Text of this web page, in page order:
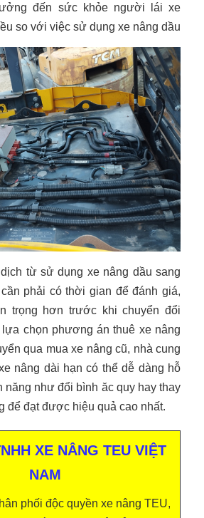
đến sức khỏe người lái xe
so với việc sử dụng xe nâng dầu
từ sử dụng xe nâng dầu sang
phải có thời gian để đánh giá,
trọng hơn trước khi chuyển đổi
chọn phương án thuê xe nâng
qua mua xe nâng cũ, nhà cung
nâng dài hạn có thể dễ dàng hỗ
năng như đổi bình ăc quy hay thay
để đạt được hiệu quả cao nhất.
XE NÂNG TEU VIỆT
NAM
phối độc quyền xe nâng TEU,